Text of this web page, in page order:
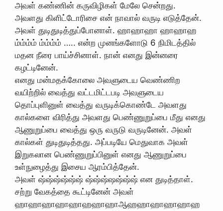
அவள் கண்ணின் கருவிழிகள் மேலே சென்றது.
அவளது கிளிட்டோரிசை என் நாவால் வருடி எடுத்தேன்.
அவள் துடிதுடித்துப்போனாள். ஹாஹாஹா ஹாஹாஹ
ம்ம்ம்ம் ம்ம்ம்ம் ….. என்ற முனங்களோடு 6 நிமிடத்தில்
மதன நீரை பாய்ச்சினாள். நான் எனது இன்னரை
கழட்டினேன்.
எனது மன்மதக்கோலை அவளுடைய வெண்ணிற
வயிற்றில் வைத்து வட்டமிட்டபடி அவளுடைய
தொப்புளினுள் வைத்து வருடிக்கொண்டே அவளது
கால்களை விரித்து அவளது பெண்ணுறுப்பை மீது எனது
ஆணுறுப்பை வைத்து ஒரு வருடு வருடினேன். அவள்
கால்கள் துடிதுடித்தது. அப்படியே மெதுவாக அவள்
இறுகலான பெண்ணுறுப்பினுள் எனது ஆணுறுப்பை
உள்நுழைத்து இசைய ஆரம்பித்தேன்.
அவள் ஷ்ஷ்ஷ்ஷ்ஷ்ஷ் ஷ்ஷ்ஷ்ஷஷ்ஷ்ஷ் என துடித்தாள்.
சற்று வேகத்தை கூட்டினேன் அவள்
ஹாஹாஹாஹாஹாஹஹாஹாஆஹஹாஹாஹாஹாஹ